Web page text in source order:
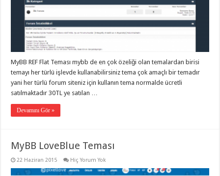
taşımacılık,
gaziantep
organizasyon,
gaziantep
organizasyon,
gaziantep
organizasyon,
organizasyon ,
gaziantep
organizasyon
gaziantep
organizasyon,
palyaço
MyBB REF Flat Teması mybb de en çok özeliği olan temalardan birisi
temayı her türlü işlevde kullanabilirsiniz tema çok amaçlı bir temadır
yani her türlü forum siteniz için kullanın tema normalde ücretli
satılmaktadır 30TL ye satılan …
Devamını Gör »
MyBB LoveBlue Teması
22 Haziran 2015 Hiç Yorum Yok